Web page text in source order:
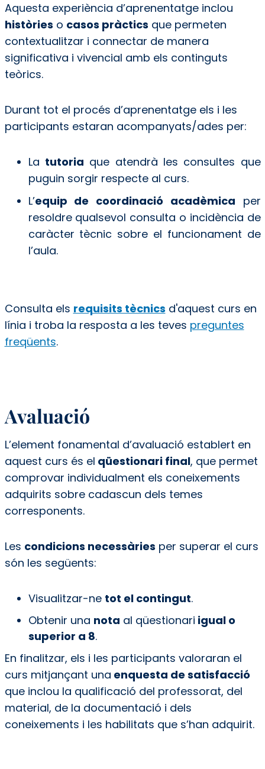
Aquesta experiència d’aprenentatge inclou
històries o casos pràctics que permeten
contextualitzar i connectar de manera
significativa i vivencial amb els continguts
teòrics.
Durant tot el procés d’aprenentatge els i les
participants estaran acompanyats/ades per:
La tutoria que atendrà les consultes que
puguin sorgir respecte al curs.
L’equip de coordinació acadèmica per
resoldre qualsevol consulta o incidència de
caràcter tècnic sobre el funcionament de
l’aula.
Consulta els requisits tècnics d'aquest curs en
línia i troba la resposta a les teves preguntes
freqüents.
Avaluació
L’element fonamental d’avaluació establert en
aquest curs és el qüestionari final, que permet
comprovar individualment els coneixements
adquirits sobre cadascun dels temes
corresponents.
Les condicions necessàries per superar el curs
són les següents:
Visualitzar-ne tot el contingut.
Obtenir una nota al qüestionari igual o
superior a 8.
En finalitzar, els i les participants valoraran el
curs mitjançant una enquesta de satisfacció
que inclou la qualificació del professorat, del
material, de la documentació i dels
coneixements i les habilitats que s’han adquirit.